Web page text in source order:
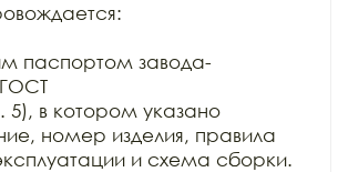
паспортом завода-
5), в котором указано
номер изделия, правила
и схема сборки.